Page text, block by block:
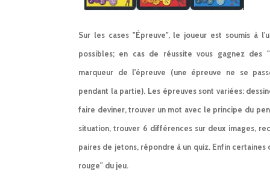
Sur les cases "Épreuve", le joueur est soumis à
possibles; en cas de réussite vous gagnez des
marqueur de l'épreuve (une épreuve ne se
pendant la partie). Les épreuves sont variées:
faire deviner, trouver un mot avec le principe du
situation, trouver 6 différences sur deux images,
paires de jetons, répondre à un quiz. Enfin
rouge" du jeu.